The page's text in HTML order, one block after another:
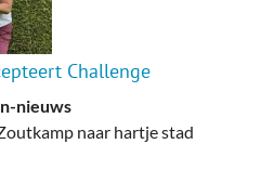
Challenge
nieuws
naar hartje stad